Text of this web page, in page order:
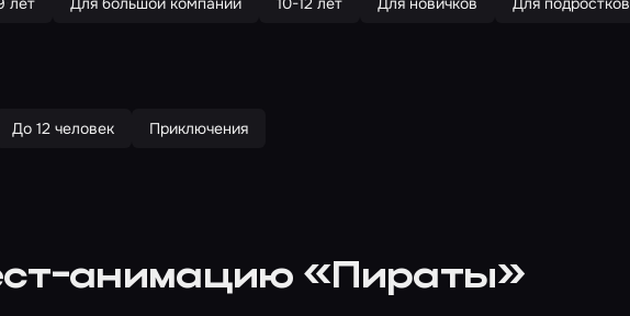
До 12 человек Приключения
анимацию «Пираты»